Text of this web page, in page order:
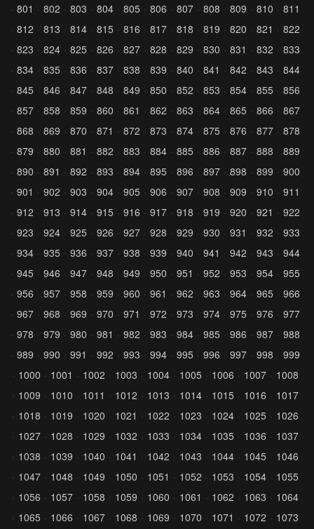
801
802 803 804 805 806 807 808 809 810
811
812
813 814 815 816 817 818 819 820 821
822
823
824 825 826 827 828 829 830 831 832
833
834
835 836 837 838 839 840 841 842 843
844
845
846 847 848 849 850 852 853 854 855
856
857
858 859 860 861 862 863 864 865 866
867
868
869 870 871 872 873 874 875 876 877
878
879
880 881 882 883 884 885 886 887 888
889
890
891 892 893 894 895 896 897 898 899
900
901
902 903 904 905 906 907 908 909 910
911
912
913 914 915 916 917 918 919 920 921
922
923
924 925 926 927 928 929 930 931 932
933
934
935 936 937 938 939 940 941 942 943
944
945
946 947 948 949 950 951 952 953 954
955
956
957 958 959 960 961 962 963 964 965
966
967
968 969 970 971 972 973 974 975 976
977
978
979 980 981 982 983 984 985 986 987
988
989
990 991 992 993 994 995 996 997 998
999
1000
1001 1002 1003 1004 1005 1006 1007
1008
1009
1010 1011 1012 1013 1014 1015 1016
1017
1018
1019 1020 1021 1022 1023 1024 1025
1026
1027
1028 1029 1032 1033 1034 1035 1036
1037
1038
1039 1040 1041 1042 1043 1044 1045
1046
1047
1048 1049 1050 1051 1052 1053 1054
1055
1056
1057 1058 1059 1060 1061 1062 1063
1064
1065
1066 1067 1068 1069 1070 1071 1072
1073